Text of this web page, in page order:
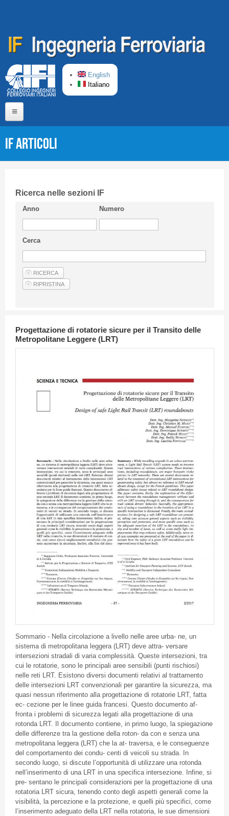
English
Italiano
CIFI in breve
Linee Guida
Privacy Policy
Articoli
IF Articoli
Ricerca nelle sezioni IF
Anno Numero
Cerca
Progettazione di rotatorie sicure per il Transito delle
Metropolitane Leggere (LRT)
Sommario - Nella circolazione a livello nelle aree urba- ne, un
sistema di metropolitana leggera (LRT) deve attra- versare
intersezioni stradali di varia complessità. Queste intersezioni, tra
cui le rotatorie, sono le principali aree sensibili (punti rischiosi)
nelle reti LRT. Esistono diversi documenti relativi al trattamento
delle intersezioni LRT convenzionali per garantire la sicurezza, ma
quasi nessun riferimento alla progettazione di rotatorie LRT, fatta
ec- cezione per le linee guida francesi. Questo documento af-
fronta i problemi di sicurezza legati alla progettazione di una
rotonda LRT. Il documento contiene, in primo luogo, la spiegazione
delle differenze tra la gestione della roton- da con e senza una
metropolitana leggera (LRT) che la at- traversa, e le conseguenze
del comportamento dei condu- centi di veicoli su strada. In
secondo luogo, si discute l’opportunità di utilizzare una rotonda
nell’inserimento di una LRT in una specifica intersezione. Infine, si
pre- sentano le principali considerazioni per la progettazione di una
rotatoria LRT sicura, tenendo conto degli aspetti generali come la
visibilità, la percezione e la protezione, e quelli più specifici, come
l’inserimento adeguato della LRT nella rotatoria, le sue dimensioni